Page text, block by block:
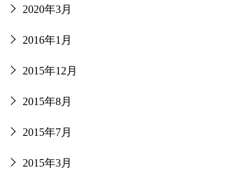
2020年3月
2016年1月
2015年12月
2015年8月
2015年7月
2015年3月